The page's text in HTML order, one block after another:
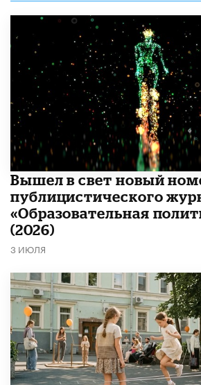
Вышел в свет новый
публицистического
«Образовательная
(2026)
3 ИЮЛЯ